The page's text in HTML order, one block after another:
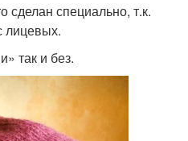
специально, т.к.
лицевых.
так и без.